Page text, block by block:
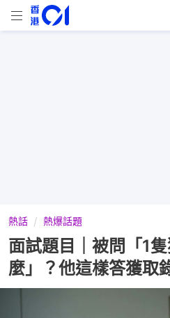
熱話 熱爆話題
面試題目｜被問「1
麼」？他這樣答獲取